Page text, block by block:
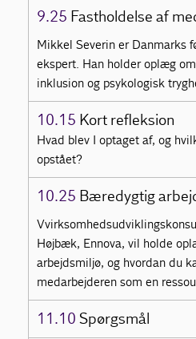
9.25 Fastholdelse af
Mikkel Severin er Danmarks
ekspert. Han holder oplæg
inklusion og psykologisk
10.15 Kort refleksion
Hvad blev I optaget af, og
opstået?
10.25 Bæredygtig
Højbæk, Ennova, vil holde
arbejdsmiljø, og hvordan du
medarbejderen som en
11.10 Spørgsmål